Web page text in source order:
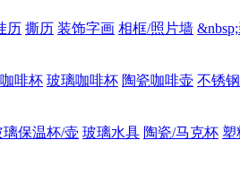
历 撕历 装饰字画 相框/照片墙
啡杯 玻璃咖啡杯 陶瓷咖啡壶 不锈
璃保温杯/壶 玻璃水具 陶瓷/马克杯 塑